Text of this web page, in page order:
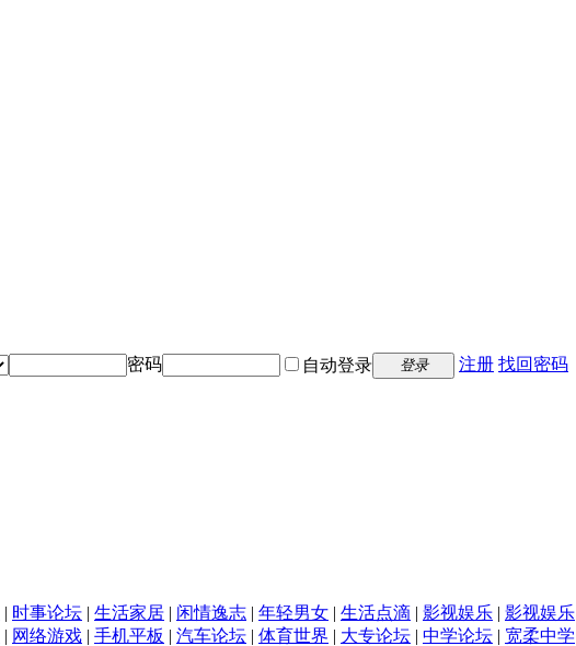
密码
自动登录 登录 注册 找回密码
| 时事论坛 | 生活家居 | 闲情逸志 | 年轻男女 | 生活点滴 | 影视娱乐 | 影视娱乐
| 网络游戏 | 手机平板 | 汽车论坛 | 体育世界 | 大专论坛 | 中学论坛 | 宽柔中学